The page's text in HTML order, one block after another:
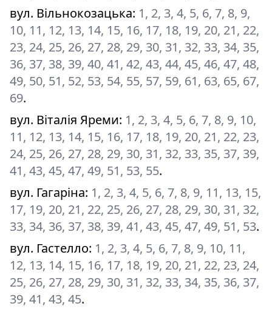
вул. Вільнокозацька: 1, 2, 3, 4, 5, 6, 7, 8, 9,
10, 11, 12, 13, 14, 15, 16, 17, 18, 19, 20, 21, 22,
23, 24, 25, 26, 27, 28, 29, 30, 31, 32, 33, 34, 35,
36, 37, 38, 39, 40, 41, 42, 43, 44, 45, 46, 47, 48,
49, 50, 51, 52, 53, 54, 55, 57, 59, 61, 63, 65, 67,
69.
вул. Віталія Яреми: 1, 2, 3, 4, 5, 6, 7, 8, 9, 10,
11, 12, 13, 14, 15, 16, 17, 18, 19, 20, 21, 22, 23,
24, 25, 26, 27, 28, 29, 30, 31, 32, 33, 35, 37, 39,
41, 43, 45, 47, 49, 51, 53, 55.
вул. Гагаріна: 1, 2, 3, 4, 5, 6, 7, 8, 9, 11, 13, 15,
17, 19, 20, 21, 22, 25, 26, 27, 28, 29, 30, 31, 32,
33, 34, 36, 37, 38, 39, 41, 43, 45, 47, 49, 51, 53.
вул. Гастелло: 1, 2, 3, 4, 5, 6, 7, 8, 9, 10, 11,
12, 13, 14, 15, 16, 17, 18, 19, 20, 21, 22, 23, 24,
25, 26, 27, 28, 29, 30, 31, 32, 33, 34, 35, 36, 37,
39, 41, 43, 45.